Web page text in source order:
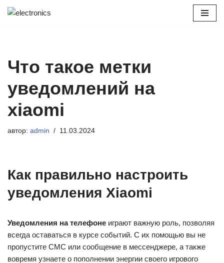
Что такое метки
уведомлений на
xiaomi
автор: admin 11.03.2024
Как правильно настроить
уведомления Xiaomi
Уведомления на телефоне играют важную роль, позволяя
всегда оставаться в курсе событий. С их помощью вы не
пропустите СМС или сообщение в мессенджере, а также
вовремя узнаете о пополнении энергии своего игрового